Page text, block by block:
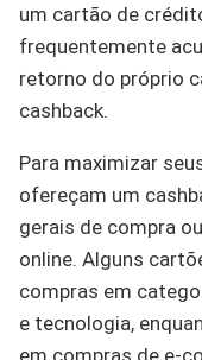
um cartão de
frequentemente
retorno do próprio
cashback.
Para maximizar
ofereçam um
gerais de compra
online. Alguns
compras em
e tecnologia,
em compras de e-